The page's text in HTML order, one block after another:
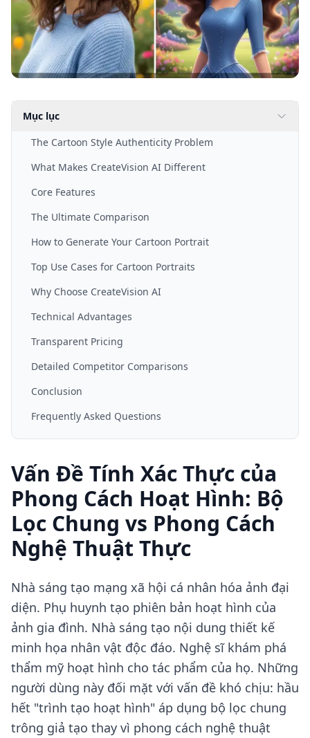
Mục lục
The Cartoon Style Authenticity Problem
What Makes CreateVision AI Different
Core Features
The Ultimate Comparison
How to Generate Your Cartoon Portrait
Top Use Cases for Cartoon Portraits
Why Choose CreateVision AI
Technical Advantages
Transparent Pricing
Detailed Competitor Comparisons
Conclusion
Frequently Asked Questions
Vấn Đề Tính Xác Thực của
Phong Cách Hoạt Hình: Bộ
Lọc Chung vs Phong Cách
Nghệ Thuật Thực
Nhà sáng tạo mạng xã hội cá nhân hóa ảnh đại
diện. Phụ huynh tạo phiên bản hoạt hình của
ảnh gia đình. Nhà sáng tạo nội dung thiết kế
minh họa nhân vật độc đáo. Nghệ sĩ khám phá
thẩm mỹ hoạt hình cho tác phẩm của họ. Những
người dùng này đối mặt với vấn đề khó chịu: hầu
hết "trình tạo hoạt hình" áp dụng bộ lọc chung
trông giả tạo thay vì phong cách nghệ thuật